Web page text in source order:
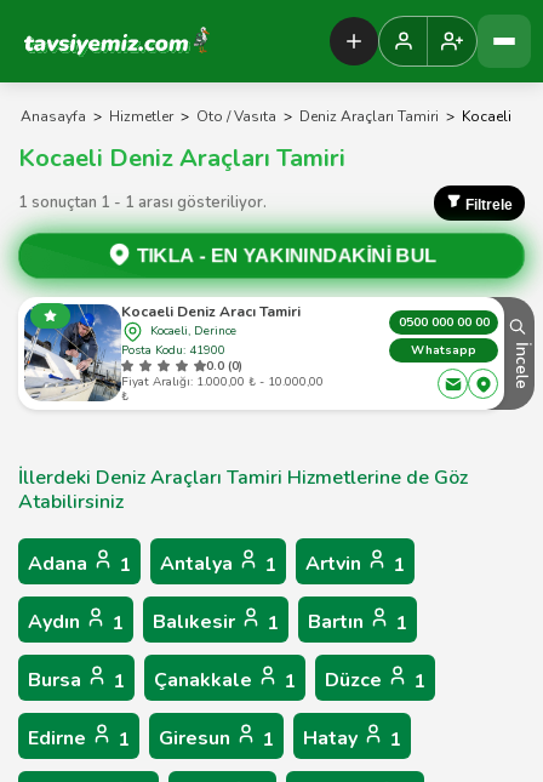
Tavsiyemiz Anasayfa
Anasayfa > Hizmetler > Oto / Vasıta > Deniz Araçları Tamiri > Kocaeli
Kocaeli Deniz Araçları Tamiri
1 sonuçtan 1 - 1 arası gösteriliyor. Filtrele
TIKLA - EN YAKININDAKİNİ BUL
Kocaeli Deniz Aracı Tamiri
Kocaeli, Derince
Posta Kodu: 41900
0.0 (0)
Fiyat Aralığı: 1.000,00 ₺ - 10.000,00
₺
0500 000 00 00
Whatsapp
İncele
İllerdeki Deniz Araçları Tamiri Hizmetlerine de Göz
Atabilirsiniz
Adana 1 Antalya 1 Artvin 1
Aydın 1 Balıkesir 1 Bartın 1
Bursa 1 Çanakkale 1 Düzce 1
Edirne 1 Giresun 1 Hatay 1